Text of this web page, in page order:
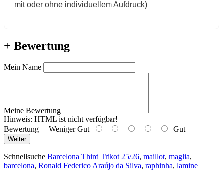
mit oder ohne individuellem Aufdruck)
+ Bewertung
Mein Name
Meine Bewertung
Hinweis: HTML ist nicht verfügbar!
Bewertung Weniger Gut Gut
Weiter
Schnellsuche Barcelona Third Trikot 25/26, maillot, maglia,
barcelona, Ronald Federico Araújo da Silva, raphinha, lamine